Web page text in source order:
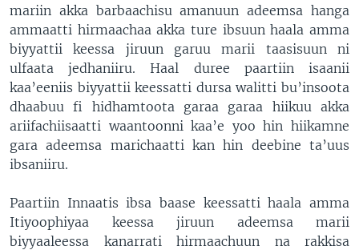
mariin akka barbaachisu amanuun adeemsa hanga
ammaatti hirmaachaa akka ture ibsuun haala amma
biyyattii keessa jiruun garuu marii taasisuun ni
ulfaata jedhaniiru. Haal duree paartiin isaanii
kaa’eeniis biyyattii keessatti dursa walitti bu’insoota
dhaabuu fi hidhamtoota garaa garaa hiikuu akka
ariifachiisaatti waantoonni kaa’e yoo hin hiikamne
gara adeemsa marichaatti kan hin deebine ta’uus
ibsaniiru.
Paartiin Innaatis ibsa baase keessatti haala amma
Itiyoophiyaa keessa jiruun adeemsa marii
biyyaaleessa kanarrati hirmaachuun na rakkisa